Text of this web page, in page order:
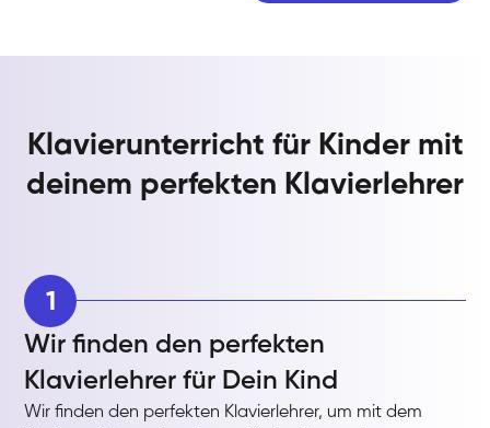
Klavierunterricht für Kinder mit
deinem perfekten Klavierlehrer
1
Wir finden den perfekten
Klavierlehrer für Dein Kind
Wir finden den perfekten Klavierlehrer, um mit dem